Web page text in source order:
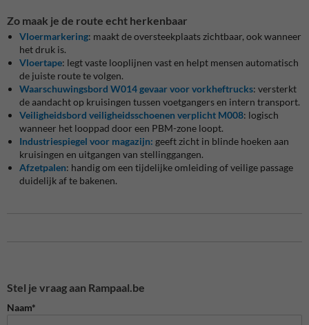
Zo maak je de route echt herkenbaar
Vloermarkering: maakt de oversteekplaats zichtbaar, ook wanneer
het druk is.
Vloertape: legt vaste looplijnen vast en helpt mensen automatisch
de juiste route te volgen.
Waarschuwingsbord W014 gevaar voor vorkheftrucks: versterkt
de aandacht op kruisingen tussen voetgangers en intern transport.
Veiligheidsbord veiligheidsschoenen verplicht M008: logisch
wanneer het looppad door een PBM-zone loopt.
Industriespiegel voor magazijn: geeft zicht in blinde hoeken aan
kruisingen en uitgangen van stellinggangen.
Afzetpalen: handig om een tijdelijke omleiding of veilige passage
duidelijk af te bakenen.
Stel je vraag aan Rampaal.be
Naam*